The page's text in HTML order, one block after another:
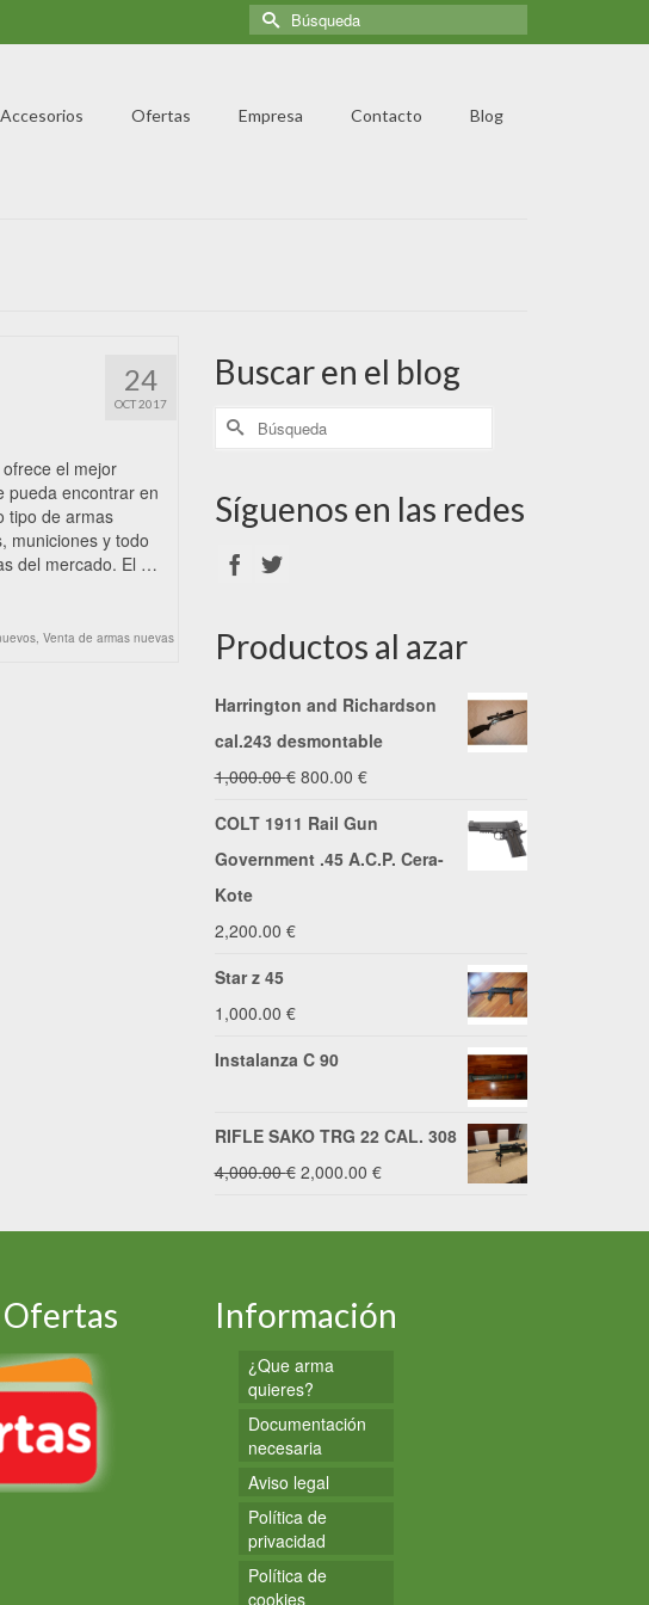
Accesorios Ofertas Empresa Contacto Blog
24
OCT 2017
el mejor
pueda encontrar en
tipo de armas
municiones y todo
del mercado. El …
, Venta de armas nuevas
Buscar en el blog
Síguenos en las redes
Productos al azar
Harrington and Richardson
cal.243 desmontable
1,000.00€ El
precio
original
800.00 €El
actual
COLT 1911 Rail Gun
Government .45 A.C.P. Cera-
Kote
2,200.00 €
Star z 45
1,000.00 €
Instalanza C 90
RIFLE SAKO TRG 22 CAL. 308
4,000.00€ El
4,000.00 €.
2,000.00 €El
2,000.00 €.
Información
¿Que arma
quieres?
Documentación
necesaria
Aviso legal
Política de
privacidad
Política de
cookies